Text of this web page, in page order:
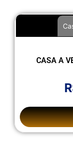
CASA A